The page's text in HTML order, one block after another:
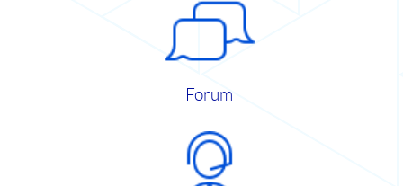
Forum